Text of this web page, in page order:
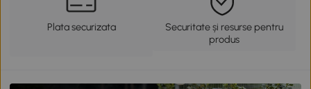
Plata securizata
Securitate și resurse pentru
produs